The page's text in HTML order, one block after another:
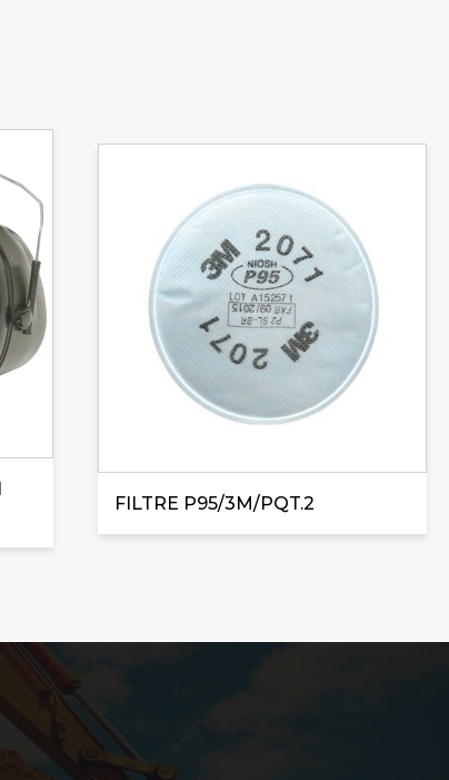
FILTRE P95/3M/PQT.2